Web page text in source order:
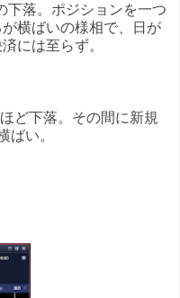
下落。ポジションを一つ
横ばいの様相で、日が
には至らず。
ど下落。その間に新規
ばい。